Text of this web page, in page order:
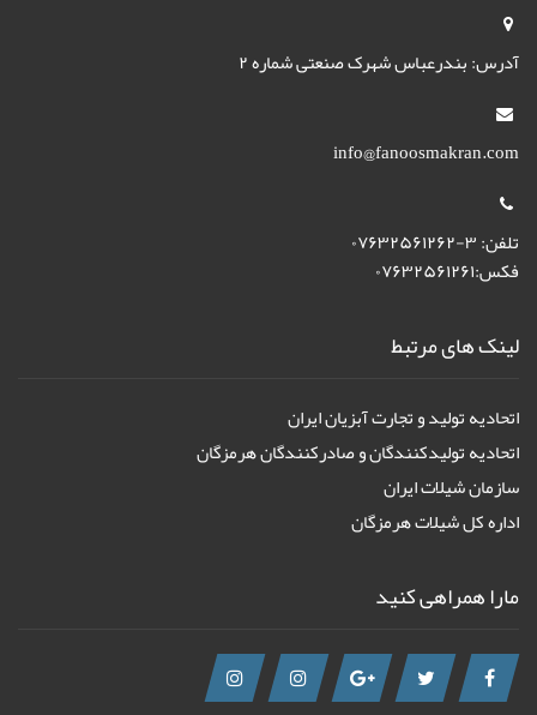
آدرس: بندرعباس شهرک صنعتی شماره ۲
info@fanoosmakran.com
تلفن: ۳-۰۷۶۳۲۵۶۱۲۶۲
فکس:۰۷۶۳۲۵۶۱۲۶۱
لینک های مرتبط
اتحادیه تولید و تجارت آبزیان ایران
اتحادیه تولیدکنندگان و صادرکنندگان هرمزگان
سازمان شیلات ایران
اداره کل شیلات هرمزگان
مارا همراهی کنید